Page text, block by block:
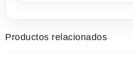
Productos relacionados